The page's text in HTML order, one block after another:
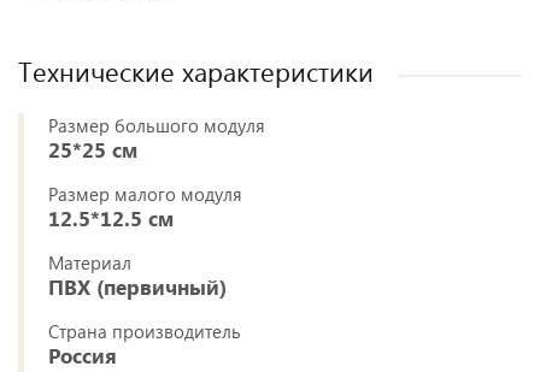
Технические характеристики
Размер большого модуля
25*25 см
Размер малого модуля
12.5*12.5 см
Материал
ПВХ (первичный)
Страна производитель
Россия